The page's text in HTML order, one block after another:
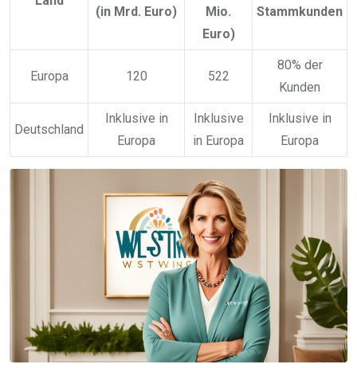
(in Mrd. Euro)
Mio.
Euro)
Stammkunden
Europa 120 522
80% der
Kunden
Deutschland
Inklusive in
Europa
Inklusive
in Europa
Inklusive in
Europa